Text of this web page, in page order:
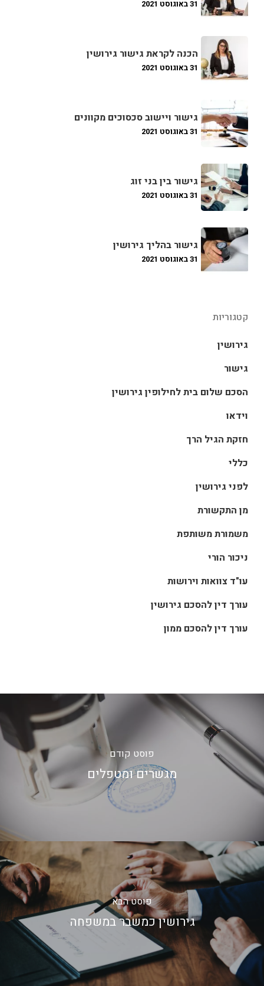
31 באוגוסט 2021
הכנה לקראת גישור גירושין
31 באוגוסט 2021
גישור ויישוב סכסוכים מקוונים
31 באוגוסט 2021
גישור בין בני זוג
31 באוגוסט 2021
גישור בהליך גירושין
31 באוגוסט 2021
קטגוריות
גירושין
גישור
הסכם שלום בית לחילופין גירושין
וידאו
חזקת הגיל הרך
כללי
לפני גירושין
מן התקשורת
משמורת משותפת
ניכור הורי
עו"ד צוואות וירושות
עורך דין להסכם גירושין
עורך דין להסכם ממון
פוסט קודם
מגשרים ומטפלים
פוסט הבא
גירושין כמשבר במשפחה